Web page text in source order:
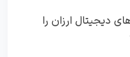
دیجیتال ارزان را